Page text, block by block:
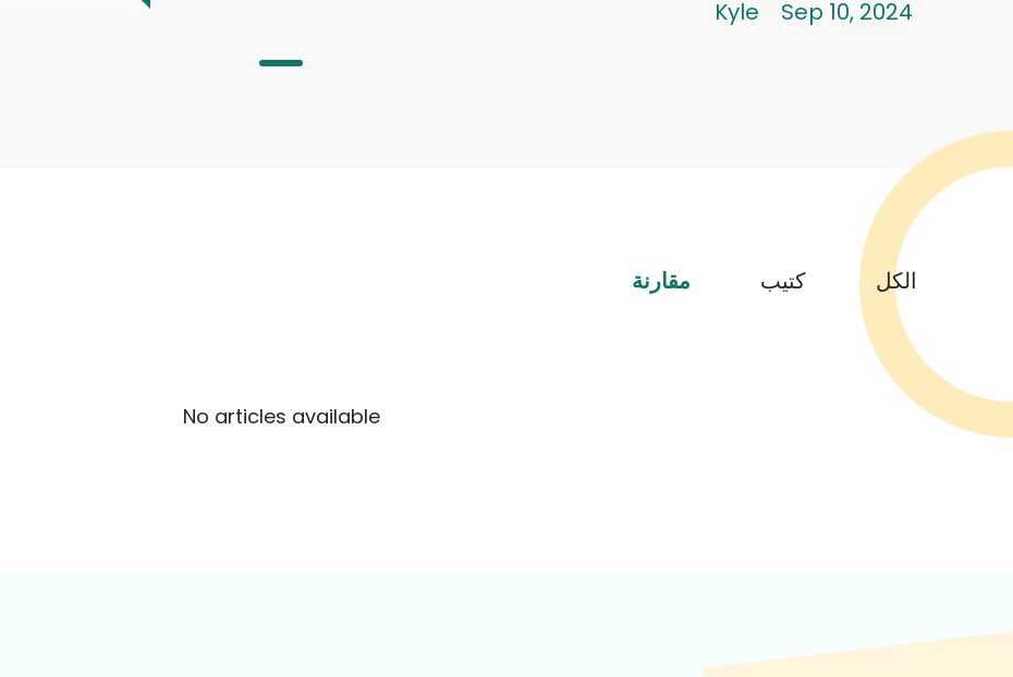
Kyle Sep 10, 2024
الكل كتيب مقارنة
No articles available